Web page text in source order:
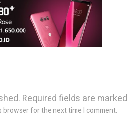
Required fields are marked
browser for the next time I comment.